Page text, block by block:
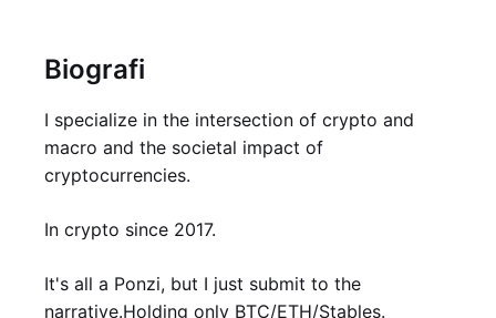
Biografi
I specialize in the intersection of crypto and
macro and the societal impact of
cryptocurrencies.
In crypto since 2017.
It's all a Ponzi, but I just submit to the
narrative.Holding only BTC/ETH/Stables.